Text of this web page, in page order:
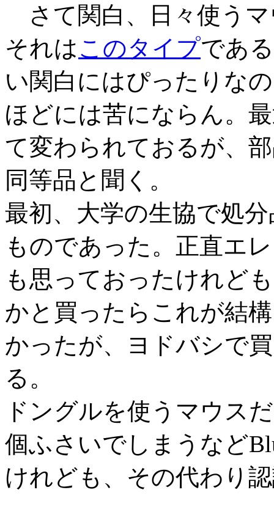
さて関白、日々使う
それはこのタイプであ
い関白にはぴったりな
ほどには苦にならん。
て変わられておるが、
同等品と聞く。
最初、大学の生協で処
ものであった。正直エ
も思っておったけれど
かと買ったらこれが結
かったが、ヨドバシで
る。
ドングルを使うマウス
個ふさいでしまうなど
けれども、その代わり